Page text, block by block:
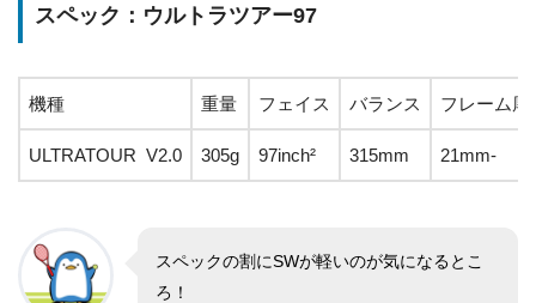
スペック：ウルトラツアー97
機種 重量 フェイス バランス フレーム厚
ULTRATOUR V2.0 305g 97inch² 315mm 21mm-
スペックの割にSWが軽いのが気になるとこ
ろ！